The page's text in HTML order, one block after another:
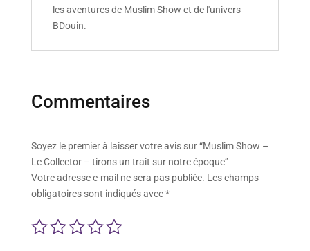
les aventures de Muslim Show et de l'univers
BDouin.
Commentaires
Soyez le premier à laisser votre avis sur “Muslim Show –
Le Collector – tirons un trait sur notre époque”
Votre adresse e-mail ne sera pas publiée. Les champs
obligatoires sont indiqués avec*